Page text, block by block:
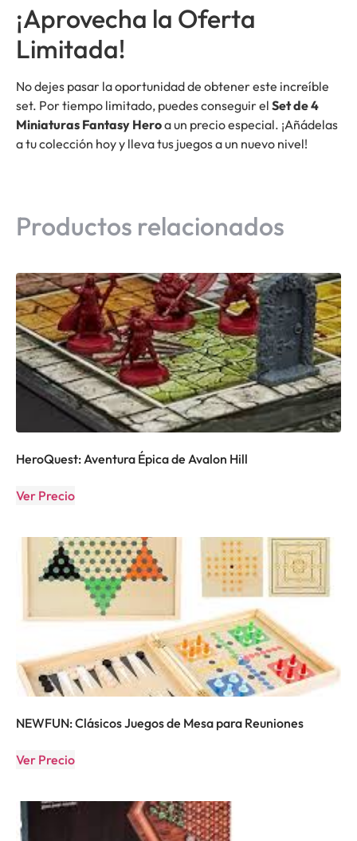
¡Aprovecha la Oferta
Limitada!
No dejes pasar la oportunidad de obtener este increíble
set. Por tiempo limitado, puedes conseguir el Set de 4
Miniaturas Fantasy Heroa un precio especial. ¡Añádelas
a tu colección hoy y lleva tus juegos a un nuevo nivel!
Productos relacionados
HeroQuest: Aventura Épica de Avalon Hill
Ver Precio
NEWFUN: Clásicos Juegos de Mesa para Reuniones
Ver Precio